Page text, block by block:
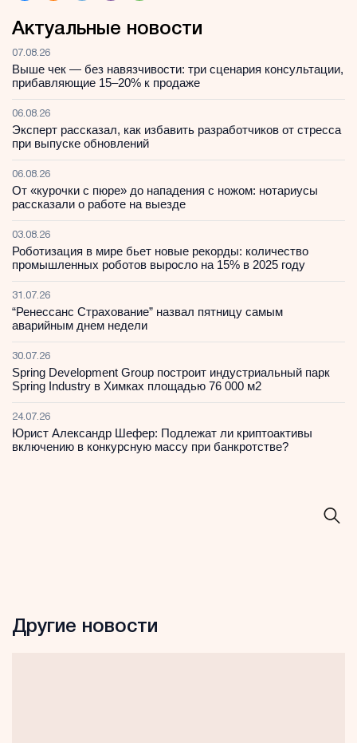
Актуальные новости
07.08.26
Выше чек — без навязчивости: три сценария консультации,
прибавляющие 15–20% к продаже
06.08.26
Эксперт рассказал, как избавить разработчиков от стресса
при выпуске обновлений
06.08.26
От «курочки с пюре» до нападения с ножом: нотариусы
рассказали о работе на выезде
03.08.26
Роботизация в мире бьет новые рекорды: количество
промышленных роботов выросло на 15% в 2025 году
31.07.26
“Ренессанс Страхование” назвал пятницу самым
аварийным днем недели
30.07.26
Spring Development Group построит индустриальный парк
Spring Industry в Химках площадью 76 000 м2
24.07.26
Юрист Александр Шефер: Подлежат ли криптоактивы
включению в конкурсную массу при банкротстве?
Другие новости